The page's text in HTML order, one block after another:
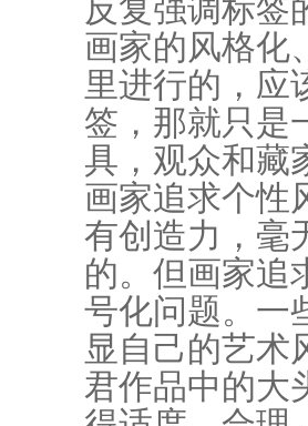
反复强调标签
画家的风格化
里进行的，应
签，那就只是
具，观众和藏
画家追求个性
有创造力，毫
的。但画家追
号化问题。一
显自己的艺术
君作品中的大